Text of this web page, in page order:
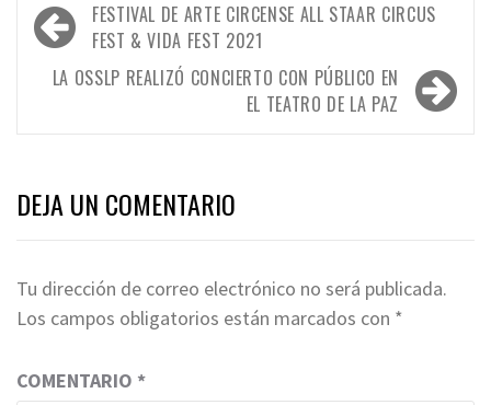
Navegación
de
entradas
FESTIVAL DE ARTE CIRCENSE ALL STAAR CIRCUS
FEST & VIDA FEST 2021
LA OSSLP REALIZÓ CONCIERTO CON PÚBLICO EN
EL TEATRO DE LA PAZ
DEJA UN COMENTARIO
Tu dirección de correo electrónico no será publicada.
Los campos obligatorios están marcados con *
COMENTARIO *